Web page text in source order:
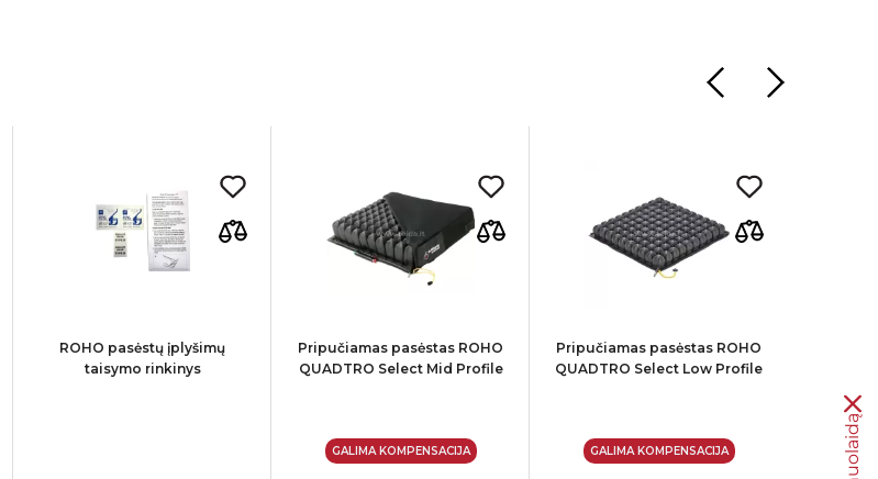
ROHO pasėstų įplyšimų
taisymo rinkinys
Pripučiamas pasėstas ROHO
QUADTRO Select Mid Profile
GALIMA KOMPENSACIJA
Pripučiamas pasėstas ROHO
QUADTRO Select Low Profile
GALIMA KOMPENSACIJA